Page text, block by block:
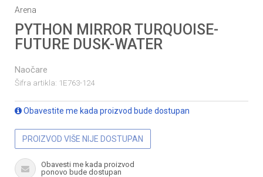
Arena
PYTHON MIRROR TURQUOISE-
FUTURE DUSK-WATER
Naočare
Šifra artikla: 1E763-124
Obavestite me kada proizvod bude dostupan
PROIZVOD VIŠE NIJE DOSTUPAN
Obavesti me kada proizvod
ponovo bude dostupan